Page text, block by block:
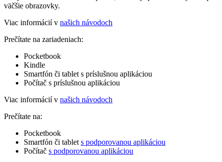
väčšie obrazovky.
Viac informácií v našich návodoch
Prečítate na zariadeniach:
Pocketbook
Kindle
Smartfón či tablet s príslušnou aplikáciou
Počítač s príslušnou aplikáciou
Viac informácií v našich návodoch
Prečítate na:
Pocketbook
Smartfón či tablet s podporovanou aplikáciou
Počítač s podporovanou aplikáciou